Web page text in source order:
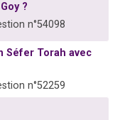
?
n°54098
Séfer Torah avec
n°52259